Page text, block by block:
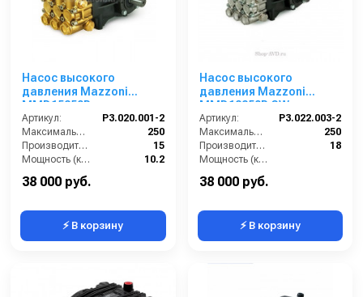
Насос высокого
давления Mazzoni
MMD15250R
Артикул:
P3.020.001-2
Максимальное давление (бар):
250
Производительность (л/мин):
15
Мощность (кВт):
10.2
38 000 руб.
⚡ В корзину
Насос высокого
давления Mazzoni
MMD18250R CW
Артикул:
P3.022.003-2
Максимальное давление (бар):
250
Производительность (л/мин):
18
Мощность (кВт):
38 000 руб.
⚡ В корзину